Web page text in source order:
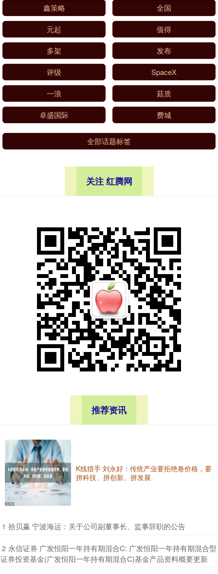
鑫策略 全国
元起 值得
多架 发布
评级 SpaceX
一浪 菇质
卓盛国际 费城
全部话题标签
关注 红腾网
推荐资讯
K线猎手 刘永好：传统产业要拒绝卷价格，要
拼科技、拼创新、拼发展
1 ​拾贝赢 宁波海运：关于公司副董事长、监事辞职的公告
2 ​永信证券 广发恒阳一年持有期混合C: 广发恒阳一年持有期混合型
证券投资基金(广发恒阳一年持有期混合C)基金产品资料概要更新